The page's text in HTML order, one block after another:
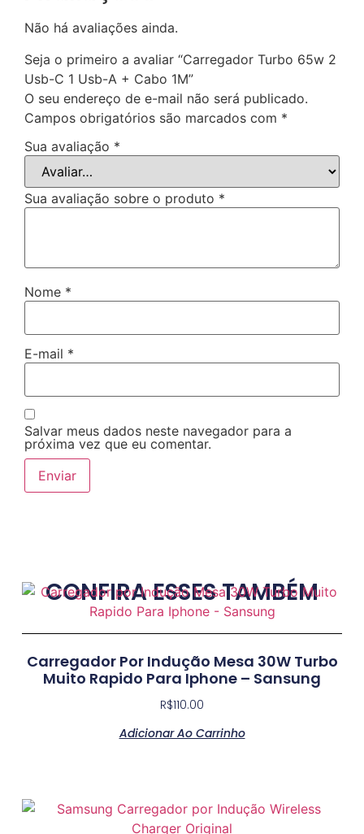
Não há avaliações ainda.
Seja o primeiro a avaliar “Carregador Turbo 65w 2
Usb-C 1 Usb-A + Cabo 1M”
O seu endereço de e-mail não será publicado.
Campos obrigatórios são marcados com *
Sua avaliação *
Sua avaliação sobre o produto *
Nome *
E-mail *
Salvar meus dados neste navegador para a
próxima vez que eu comentar.
CONFIRA ESSES TAMBÉM
Carregador Por Indução Mesa 30W Turbo
Muito Rapido Para Iphone – Sansung
R$110.00
Adicionar Ao Carrinho